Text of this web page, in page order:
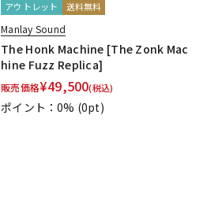
アウトレット 送料無料
Manlay Sound
The Honk Machine [The Zonk Mac
hine Fuzz Replica]
販売価格¥49,500(税込)
ポイント：0% (0pt)